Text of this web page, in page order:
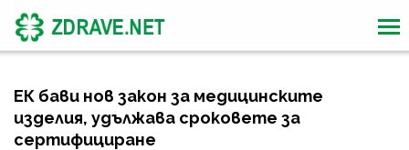
ЕК бави нов закон за медицинските
изделия, удължава сроковете за
сертифициране